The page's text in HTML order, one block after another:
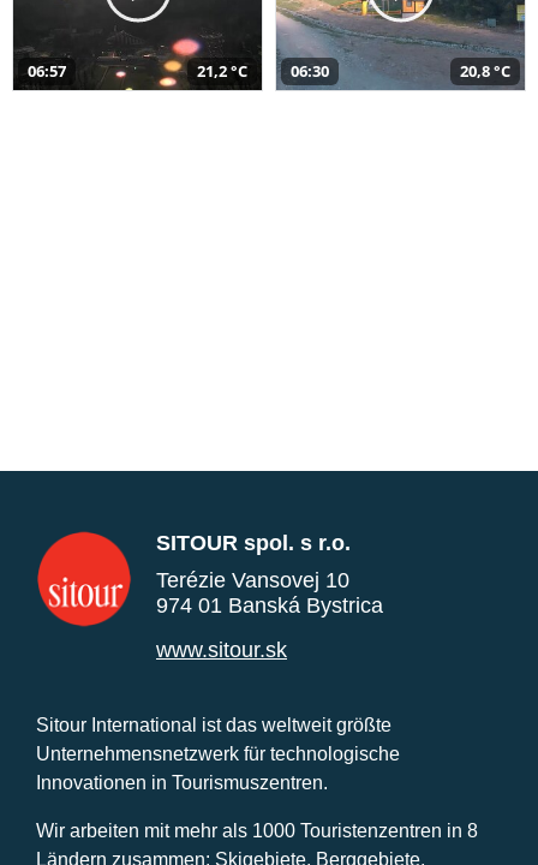
06:57 21,2 °C 06:30 20,8 °C
SITOUR spol. s r.o.
Terézie Vansovej 10
974 01 Banská Bystrica
www.sitour.sk
Sitour International ist das weltweit größte
Unternehmensnetzwerk für technologische
Innovationen in Tourismuszentren.
Wir arbeiten mit mehr als 1000 Touristenzentren in 8
Ländern zusammen: Skigebiete, Berggebiete,